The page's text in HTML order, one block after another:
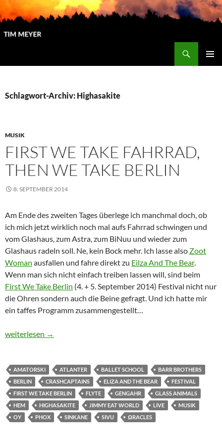
Zum
Inhalt
springen
Schlagwort-Archiv: Highasakite
MUSIK
FIRST WE TAKE FAHRRAD,
THEN WE TAKE BERLIN
8. SEPTEMBER 2014
Am Ende des zweiten Tages überlege ich manchmal doch, ob
ich mich jetzt wirklich noch mal aufs Fahrrad schwingen und
vom Glashaus, zum Astra, zum BiNuu und wieder zum
Glashaus radeln soll. Ne, kein Bock mehr. Ich lasse also Zoot
Woman ausfallen und fahre direkt zu Eilza And The Bear.
Wenn man sich nicht einfach treiben lassen will, sind beim
First We Take Berlin (4. + 5. September 2014) Festival nicht nur
die Ohren sondern auch die Beine gefragt. Und ich hatte mir
ein taffes Programm zusammengestellt…
First We Take Fahrrad, Then We Take Berlin
weiterlesen →
AMATORSKI ATLANTER BALLET SCHOOL
BARR BROTHERS
BERLIN
CRASHCAPTAINS ELIZA AND THE BEAR
FESTIVAL
FIRST WE TAKE BERLIN
FLYTE GENGAHR
GLASS ANIMALS
HEM
HIGHASAKITE JIMMY EAT WORLD LIVE
MUSIK
OY
PHOX SINKANE SIVU ΩRACLES